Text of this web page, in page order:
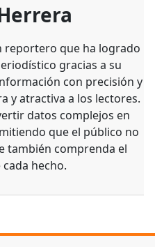
reportero que ha logrado
gracias a su
con precisión y
y atractiva a los lectores.
datos complejos en
que el público no
también comprenda el
hecho.